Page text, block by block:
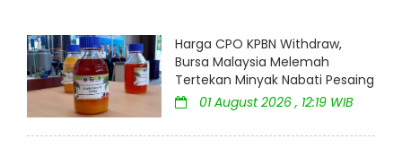
Harga CPO KPBN Withdraw,
Bursa Malaysia Melemah
Tertekan Minyak Nabati Pesaing
01 August 2026 , 12:19 WIB